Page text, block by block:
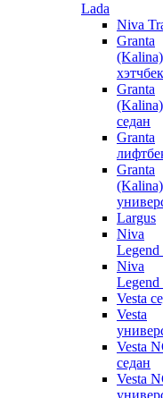
Lada
Niva
Granta
(Kalina)
хэтчбек
Granta
(Kalina)
седан
Granta
Granta
(Kalina)
Largus
Niva
Legend
Niva
Legend
Vesta
Vesta
Vesta
седан
Vesta